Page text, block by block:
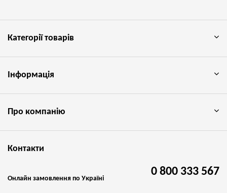
Категорії товарів
Інформація
Про компанію
Контакти
Онлайн замовлення по Україні
0 800 333 567